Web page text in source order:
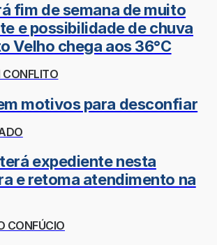
fim de semana de muito
e possibilidade de chuva
Velho chega aos 36°C
motivos para desconfiar
terá expediente nesta
e retoma atendimento na
CONFÚCIO